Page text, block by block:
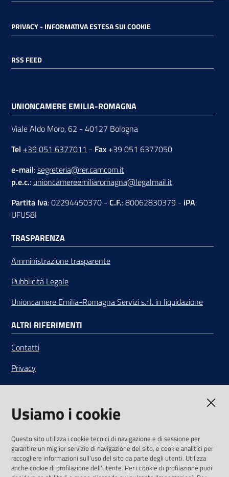
PRIVACY - INFORMATIVA ESTESA SUI COOKIE
RSS FEED
UNIONCAMERE EMILIA-ROMAGNA
Viale Aldo Moro, 62 - 40127 Bologna
Tel +39 051 6377011 - Fax +39 051 6377050
e-mail:segreteria@rer.camcom.it
p.e.c.: unioncamereemiliaromagna@legalmail.it
Partita Iva: 02294450370 - C.F.: 80062830379 - iPA:
UFUS8I
TRASPARENZA
Amministrazione trasparente
Pubblicità Legale
Unioncamere Emilia-Romagna Servizi s.r.l. in liquidazione
ALTRI RIFERIMENTI
Contatti
Privacy
Note legali
Media Policy
SEGUICI SU
Usiamo i cookie
Questo sito utilizza i cookie tecnici di navigazione e di sessione per
garantire un miglior servizio di navigazione del sito, e cookie analitici per
raccogliere informazioni sull'uso del sito da parte degli utenti. Utilizza
anche cookie di profilazione dell'utente. Per i cookie di profilazione puoi